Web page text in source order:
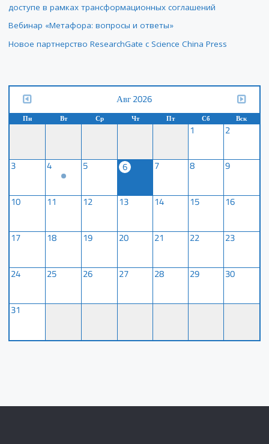
доступе в рамках трансформационных соглашений
Вебинар «Метафора: вопросы и ответы»
Новое партнерство ResearchGate с Science China Press
Авг 2026
Пн Вт Ср Чт Пт Сб Вск
1 2
3 4 5 6 7 8 9
10 11 12 13 14 15 16
17 18 19 20 21 22 23
24 25 26 27 28 29 30
31